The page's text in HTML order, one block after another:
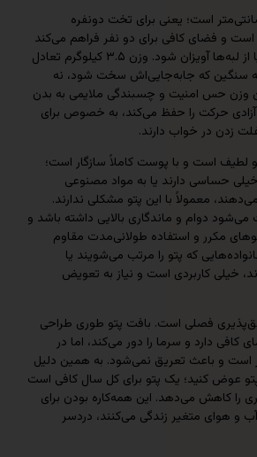
سانتی‌متر است؛ یعنی برای تخت دونفره
کافی برای دو نفر فراهم می‌کند
بدون اینکه تنگ باشد یا از لبه‌ها آویزان شود. وزن ۳.۵ کیلوگرم تعادل
جابه‌جایی‌اش سخت شود، نه
و چسبندگی ملایمی به بدن
حفظ می‌کند، به خصوص برای
دارند.
با پوست کاملاً سازگار است؛
یا به مواد مصنوعی
با این پتو مشکلی ندارند.
و ماندگاری بالایی داشته باشد و
طولانی‌مدت مقاوم
پتو را مرتب می‌شویند یا
است و نیاز به تعویض
است. بافت پتو طوری طراحی
سرما را دور می‌کند، اما در
تعریق نمی‌شود. به همین دلیل
یک پتو برای کل سال کافی است
این همه‌کاره بودن برای
زندگی می‌کنند، دردسر